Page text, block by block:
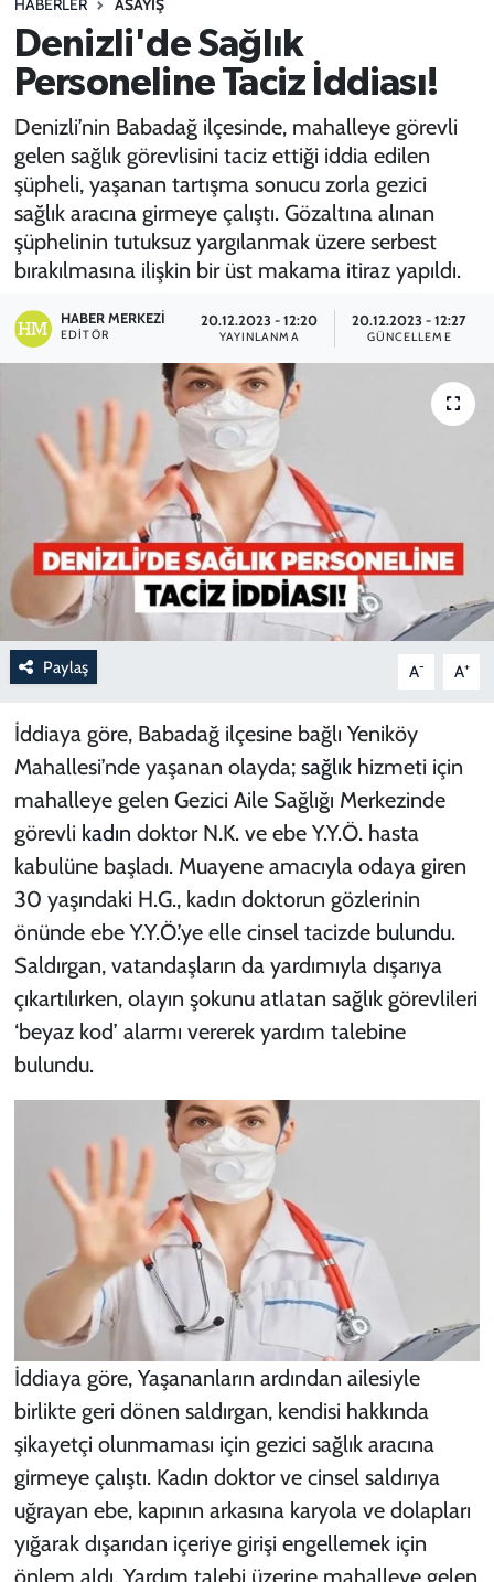
HABERLER ASAYİŞ
Denizli'de Sağlık
Personeline Taciz İddiası!
Denizli’nin Babadağ ilçesinde, mahalleye görevli
gelen sağlık görevlisini taciz ettiği iddia edilen
şüpheli, yaşanan tartışma sonucu zorla gezici
sağlık aracına girmeye çalıştı. Gözaltına alınan
şüphelinin tutuksuz yargılanmak üzere serbest
bırakılmasına ilişkin bir üst makama itiraz yapıldı.
HABER MERKEZI
EDITÖR
20.12.2023 - 12:20
YAYINLANMA
20.12.2023 - 12:27
GÜNCELLEME
Paylaş A- A+
İddiaya göre, Babadağ ilçesine bağlı Yeniköy
Mahallesi’nde yaşanan olayda; sağlıkhizmeti için
mahalleye gelen Gezici Aile Sağlığı Merkezinde
görevli kadın doktor N.K. ve ebe Y.Y.Ö. hasta
kabulüne başladı. Muayene amacıyla odaya giren
30 yaşındaki H.G., kadın doktorun gözlerinin
önünde ebe Y.Y.Ö.’ye elle cinsel tacizde bulundu.
Saldırgan, vatandaşların da yardımıyla dışarıya
çıkartılırken, olayın şokunu atlatan sağlık görevlileri
‘beyaz kod’ alarmı vererek yardım talebine
bulundu.
İddiaya göre, Yaşananların ardından ailesiyle
birlikte geri dönen saldırgan, kendisi hakkında
şikayetçi olunmaması için gezici sağlık aracına
girmeye çalıştı. Kadın doktor ve cinsel saldırıya
uğrayan ebe, kapının arkasına karyola ve dolapları
yığarak dışarıdan içeriye girişi engellemek için
SPOR
TEKNOLOJİ
YAŞAM